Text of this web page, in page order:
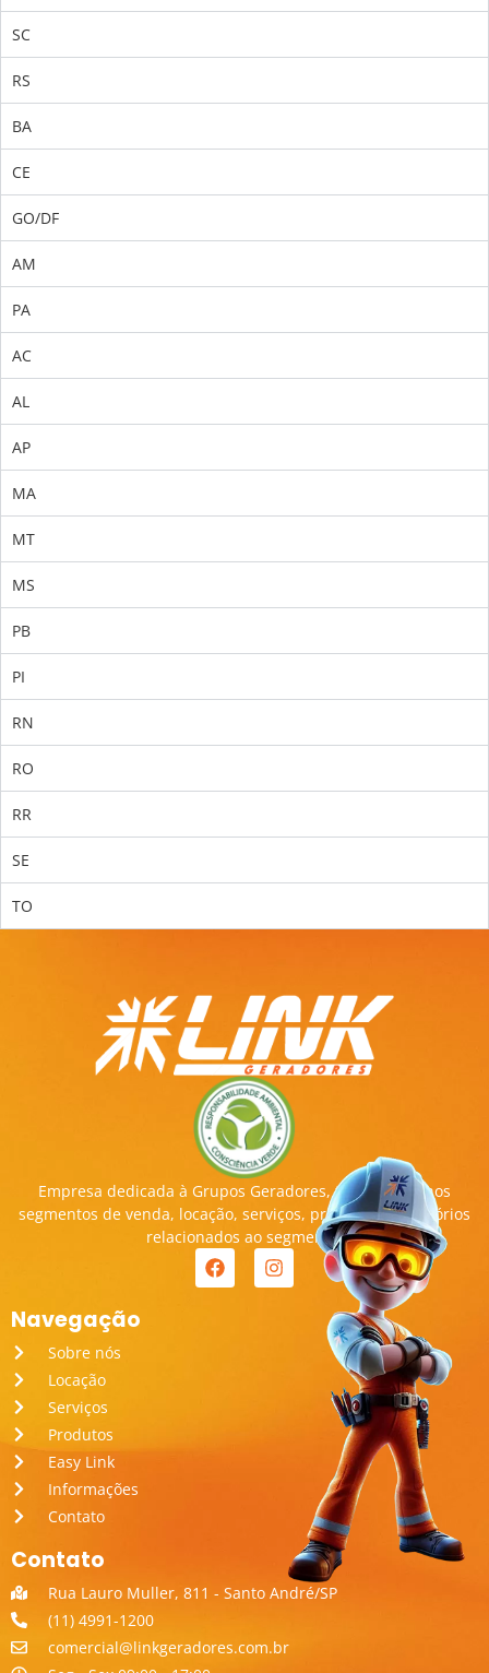
SC
RS
BA
CE
GO/DF
AM
PA
AC
AL
AP
MA
MT
MS
PB
PI
RN
RO
RR
SE
TO
Empresa dedicada à Grupos Geradores, transitando nos
segmentos de venda, locação, serviços, produtos e acessórios
relacionados ao segmento.
Navegação
Sobre nós
Locação
Serviços
Produtos
Easy Link
Informações
Contato
Contato
Rua Lauro Muller, 811 - Santo André/SP
(11) 4991-1200
comercial@linkgeradores.com.br